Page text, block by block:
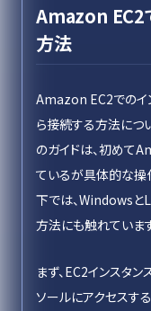
Amazon EC2
方法
Amazon EC2でのイ
ら接続する方法につ
のガイドは、初めて
ているが具体的な操
下では、Windowsと
方法にも触れています
まず、EC2インスタ
ソールにアクセスす